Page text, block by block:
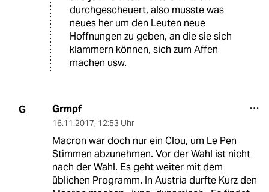
durchgescheuert, also musste was
neues her um den Leuten neue
Hoffnungen zu geben, an die sie sich
klammern können, sich zum Affen
machen usw.
G Grmpf
16.11.2017, 12:53 Uhr
Macron war doch nur ein Clou, um Le Pen
Stimmen abzunehmen. Vor der Wahl ist nicht
nach der Wahl. Es geht weiter mit dem
üblichen Programm. In Austria durfte Kurz den